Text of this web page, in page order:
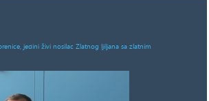
jedini živi nosilac Zlatnog ljiljana sa zlatnim